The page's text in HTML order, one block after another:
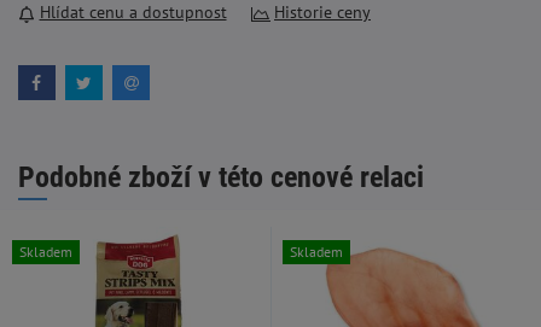
Hlídat cenu a dostupnost Historie ceny
Podobné zboží v této cenové relaci
Skladem Skladem